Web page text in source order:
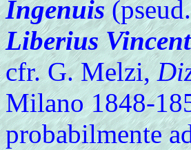
Ingenuis
Liberius
cfr. G. Melzi,
Milano 1848-
probabilmente